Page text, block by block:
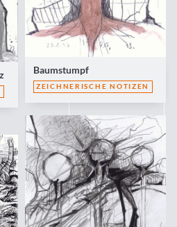
Baumstumpf
ZEICHNERISCHE NOTIZEN